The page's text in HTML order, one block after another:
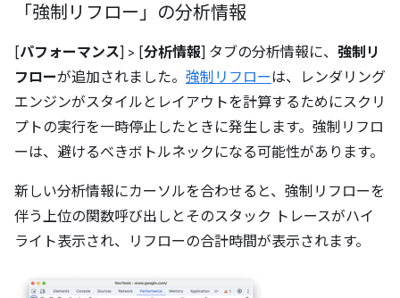
「強制リフロー」の分析情報
[パフォーマンス] > [分析情報] タブの分析情報に、 強制リ
フローが追加されました。 強制リフローは、レンダリング
エンジンがスタイルとレイアウトを計算するためにスクリ
プトの実行を一時停止したときに発生します。強制リフロ
ーは、避けるべきボトルネックになる可能性があります。
新しい分析情報にカーソルを合わせると、強制リフローを
伴う上位の関数呼び出しとそのスタック トレースがハイ
ライト表示され、リフローの合計時間が表示されます。